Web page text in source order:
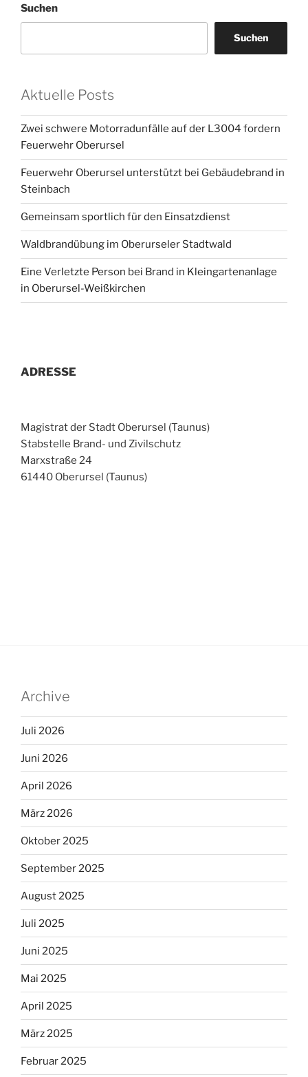
Suchen
Suchen
Aktuelle Posts
Zwei schwere Motorradunfälle auf der L3004 fordern
Feuerwehr Oberursel
Feuerwehr Oberursel unterstützt bei Gebäudebrand in
Steinbach
Gemeinsam sportlich für den Einsatzdienst
Waldbrandübung im Oberurseler Stadtwald
Eine Verletzte Person bei Brand in Kleingartenanlage
in Oberursel-Weißkirchen
ADRESSE
Magistrat der Stadt Oberursel (Taunus)
Stabstelle Brand- und Zivilschutz
Marxstraße 24
61440 Oberursel (Taunus)
Archive
Juli 2026
Juni 2026
April 2026
März 2026
Oktober 2025
September 2025
August 2025
Juli 2025
Juni 2025
Mai 2025
April 2025
März 2025
Februar 2025